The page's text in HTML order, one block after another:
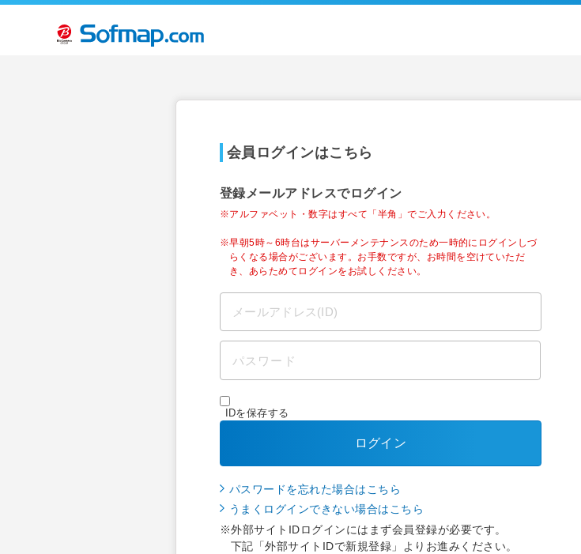
会員ログインはこちら
登録メールアドレスでログイン
※アルファベット・数字はすべて「半角」でご入力ください。
※早朝5時～6時台はサーバーメンテナンスのため一時的にログインしづ
らくなる場合がございます。お手数ですが、お時間を空けていただ
き、あらためてログインをお試しください。
IDを保存する
ログイン
パスワードを忘れた場合はこちら
うまくログインできない場合はこちら
※外部サイトIDログインにはまず会員登録が必要です。
下記「外部サイトIDで新規登録」よりお進みください。